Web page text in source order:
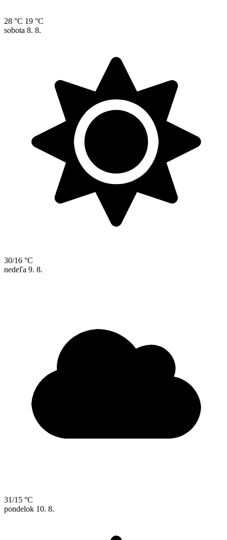
28 °C 19 °C
sobota 8. 8.
30/16 °C
nedeľa 9. 8.
31/15 °C
pondelok 10. 8.